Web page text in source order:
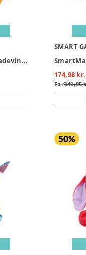
Vanilla Copenhagen Badevinger - Neon Hearts
SMART
174,98 kr.
Før349,95